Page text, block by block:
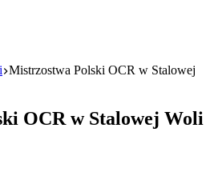
Mistrzostwa Polski OCR w Stalowej
OCR w Stalowej Woli